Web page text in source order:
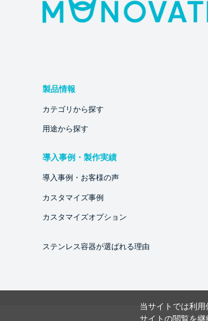
製品情報
カテゴリから探す
用途から探す
導入事例・製作実績
導入事例・お客様の声
カスタマイズ事例
カスタマイズオプション
ステンレス容器が選ばれる理由
当サイトでは利
サイトの閲覧を継